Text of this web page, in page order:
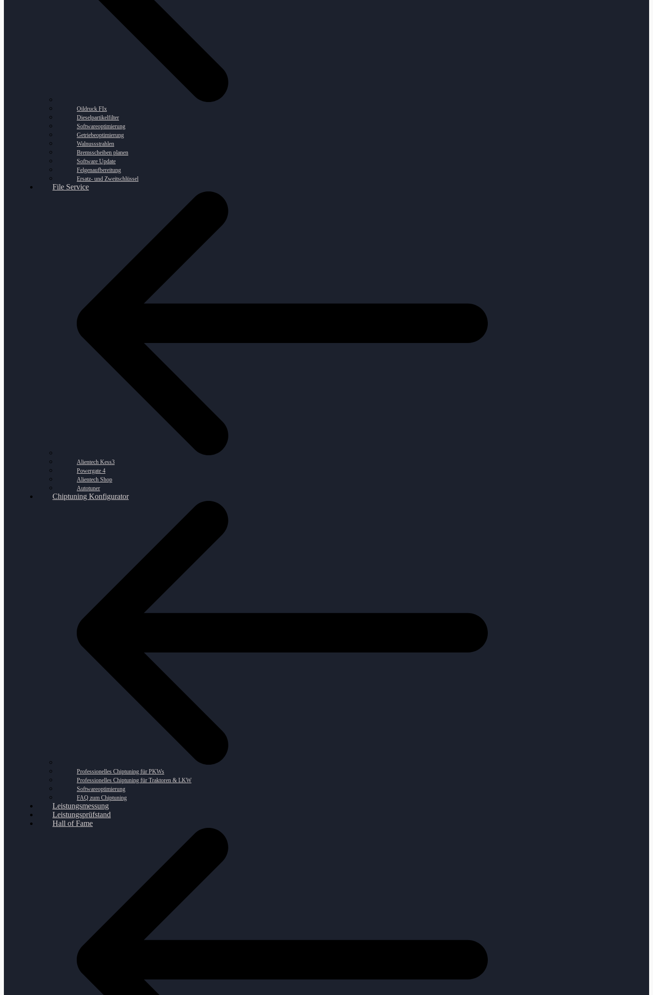
Oildruck FIx
Dieselpartikelfilter
Softwareoptimierung
Getriebeoptimierung
Walnussstrahlen
Bremsscheiben planen
Software Update
Felgenaufbereitung
Ersatz- und Zweitschlüssel
File Service
Alientech Kess3
Powergate 4
Alientech Shop
Autotuner
Chiptuning Konfigurator
Professionelles Chiptuning für PKWs
Professionelles Chiptuning für Traktoren & LKW
Softwareoptimierung
FAQ zum Chiptuning
Leistungsmessung
Leistungsprüfstand
Hall of Fame